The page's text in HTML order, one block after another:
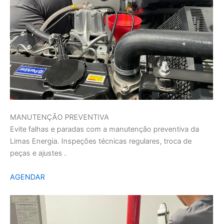
MANUTENÇÃO PREVENTIVA
Evite falhas e paradas com a manutenção preventiva da
Limas Energia. Inspeções técnicas regulares, troca de
peças e ajustes .
AGENDAR